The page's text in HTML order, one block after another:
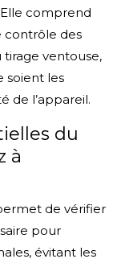
comprend
contrôle des
ventouse,
soient les
de l’appareil.
du
à
de vérifier
pour
évitant les